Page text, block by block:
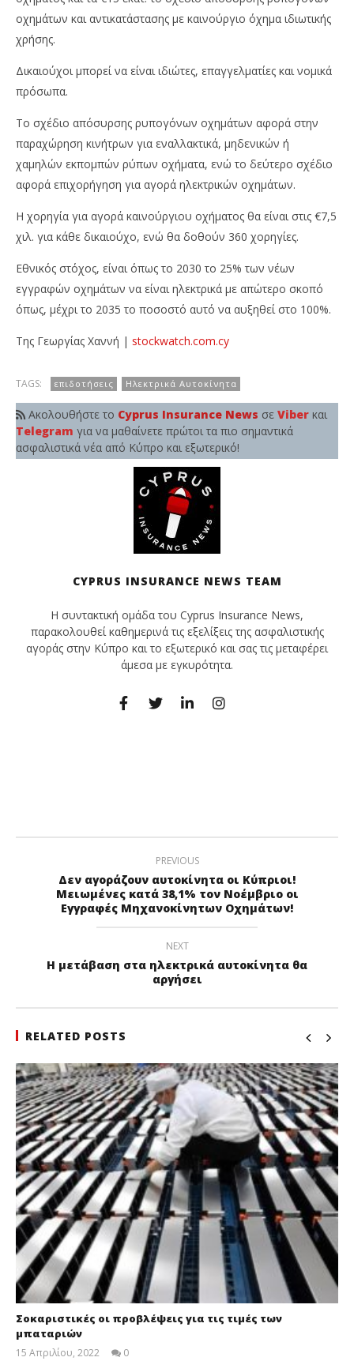
οχημάτων και αντικατάστασης με καινούργιο όχημα ιδιωτικής
χρήσης.
Δικαιούχοι μπορεί να είναι ιδιώτες, επαγγελματίες και νομικά
πρόσωπα.
Το σχέδιο απόσυρσης ρυπογόνων οχημάτων αφορά στην
παραχώρηση κινήτρων για εναλλακτικά, μηδενικών ή
χαμηλών εκπομπών ρύπων οχήματα, ενώ το δεύτερο σχέδιο
αφορά επιχορήγηση για αγορά ηλεκτρικών οχημάτων.
Η χορηγία για αγορά καινούργιου οχήματος θα είναι στις €7,5
χιλ. για κάθε δικαιούχο, ενώ θα δοθούν 360 χορηγίες.
Εθνικός στόχος, είναι όπως το 2030 το 25% των νέων
εγγραφών οχημάτων να είναι ηλεκτρικά με απώτερο σκοπό
όπως, μέχρι το 2035 το ποσοστό αυτό να αυξηθεί στο 100%.
Της Γεωργίας Χαννή | stockwatch.com.cy
TAGS: επιδοτήσεις Ηλεκτρικά Αυτοκίνητα
Ακολουθήστε το Cyprus Insurance News σε Viber και
Telegram για να μαθαίνετε πρώτοι τα πιο σημαντικά
ασφαλιστικά νέα από Κύπρο και εξωτερικό!
CYPRUS INSURANCE NEWS TEAM
Η συντακτική ομάδα του Cyprus Insurance News,
παρακολουθεί καθημερινά τις εξελίξεις της ασφαλιστικής
αγοράς στην Κύπρο και το εξωτερικό και σας τις μεταφέρει
άμεσα με εγκυρότητα.
PREVIOUS
Δεν αγοράζουν αυτοκίνητα οι Κύπριοι!
Μειωμένες κατά 38,1% τον Νοέμβριο οι
Εγγραφές Μηχανοκίνητων Οχημάτων!
NEXT
Η μετάβαση στα ηλεκτρικά αυτοκίνητα θα
αργήσει
RELATED POSTS
Σοκαριστικές οι προβλέψεις για τις τιμές των
μπαταριών
15 Απριλίου, 2022
0